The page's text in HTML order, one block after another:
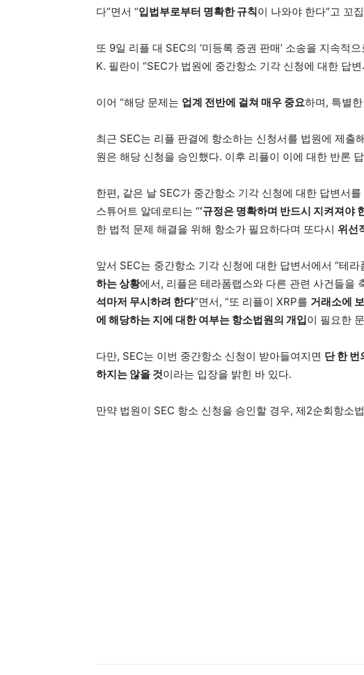
다”면서 “입법부로부터 명확한 규칙이 나와야 한다”고 꼬
또 9일 리플 대 SEC의 ‘미등록 증권 판매’ 소송을 지속적
K. 필란이 “SEC가 법원에 중간항소 기각 신청에 대한 답
이어 “해당 문제는 업계 전반에 걸쳐 매우 중요하며, 특별
최근 SEC는 리플 판결에 항소하는 신청서를 법원에 제출
원은 해당 신청을 승인했다. 이후 리플이 이에 대한 반론
한편, 같은 날 SEC가 중간항소 기각 신청에 대한 답변서
스튜어트 알데로티는 “‘규정은 명확하며 반드시 지켜져야
한 법적 문제 해결을 위해 항소가 필요하다며 또다시 위선
앞서 SEC는 중간항소 기각 신청에 대한 답변서에서 “테
하는 상황에서, 리플은 테라폼랩스와 다른 관련 사건들을
석마저 무시하려 한다”면서, “또 리플이 XRP를 거래소에
에 해당하는 지에 대한 여부는 항소법원의 개입이 필요한
다만, SEC는 이번 중간항소 신청이 받아들여지면 단 한 번
하지는 않을 것이라는 입장을 밝힌 바 있다.
만약 법원이 SEC 항소 신청을 승인할 경우, 제2순회항소